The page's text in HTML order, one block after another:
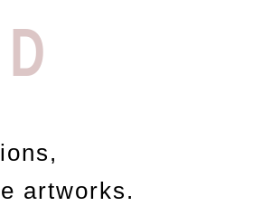
artworks.